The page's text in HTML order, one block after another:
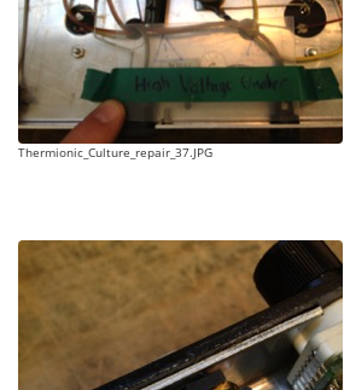
Thermionic_Culture_repair_37.JPG